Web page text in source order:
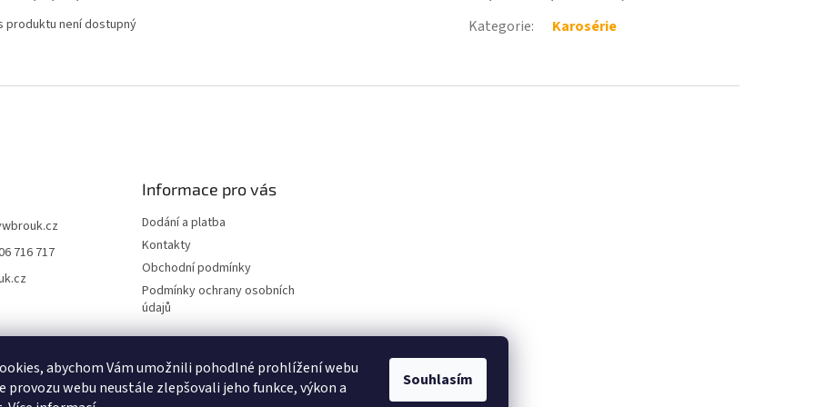
abychom Vám umožnili pohodlné prohlížení webu
provozu webu neustále zlepšovali jeho funkce, výkon a
Souhlasím
produktu není dostupný
Kategorie: Karosérie
716 717
Informace pro vás
Dodání a platba
Kontakty
Obchodní podmínky
Podmínky ochrany osobních
údajů